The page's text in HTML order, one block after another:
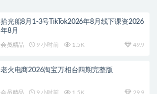
拾光船8月1-3号TikTok2026年8月线下课资2026
年8月
会员精品 9 小时前 1.5K 49.9
老火电商2026淘宝万相台四期完整版
会员精品 9 小时前 1.5K 29.9